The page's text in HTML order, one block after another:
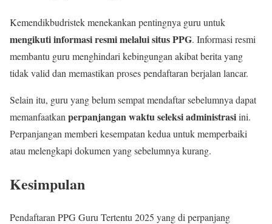
Kemendikbudristek menekankan pentingnya guru untuk
mengikuti informasi resmi melalui situs PPG. Informasi resmi
membantu guru menghindari kebingungan akibat berita yang
tidak valid dan memastikan proses pendaftaran berjalan lancar.
Selain itu, guru yang belum sempat mendaftar sebelumnya dapat
memanfaatkan perpanjangan waktu seleksi administrasiini.
Perpanjangan memberi kesempatan kedua untuk memperbaiki
atau melengkapi dokumen yang sebelumnya kurang.
Kesimpulan
Pendaftaran PPG Guru Tertentu 2025 yang di perpanjang